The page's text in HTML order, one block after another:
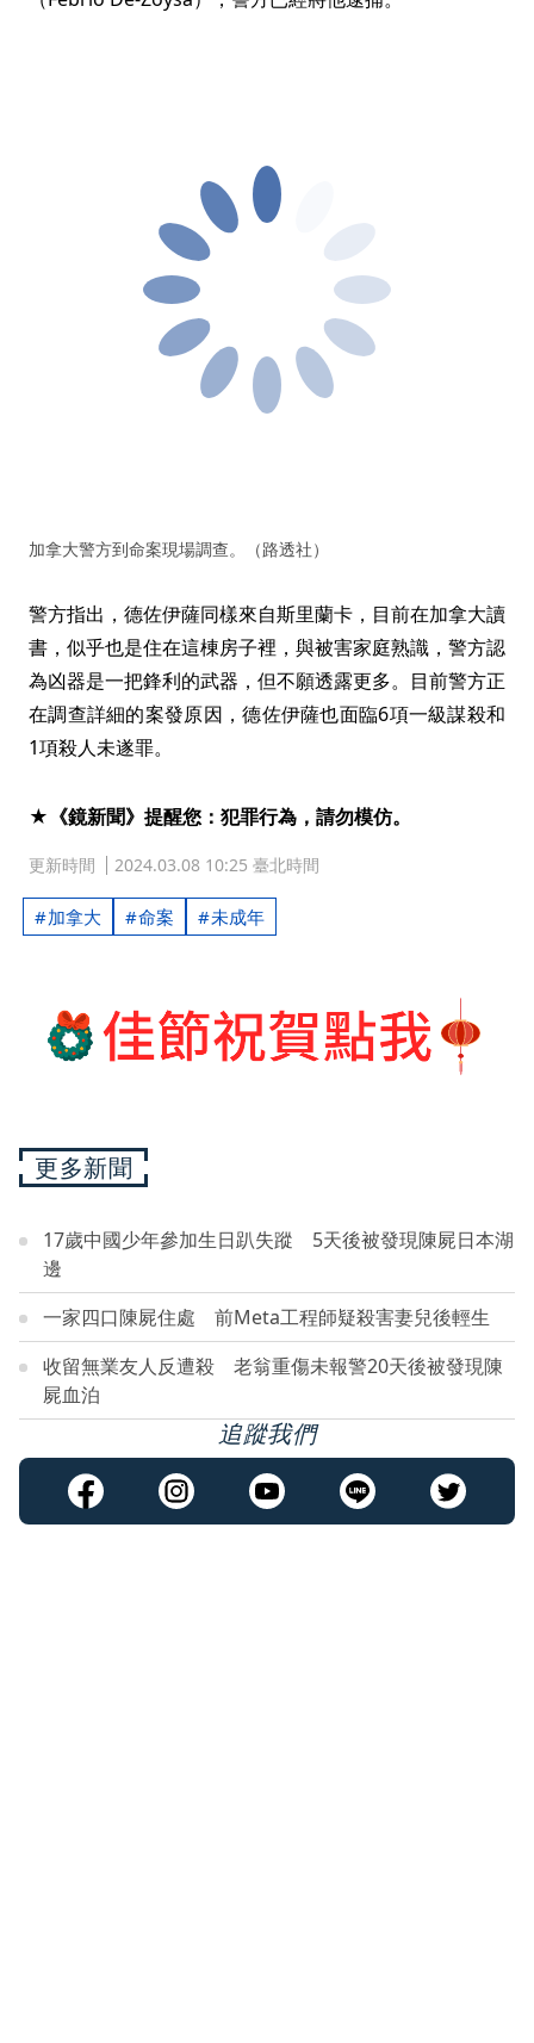
加拿大警方到命案現場調查。（路透社）
警方指出，德佐伊薩同樣來自斯里蘭卡，目前在加拿大讀
書，似乎也是住在這棟房子裡，與被害家庭熟識，警方認
為凶器是一把鋒利的武器，但不願透露更多。目前警方正
在調查詳細的案發原因，德佐伊薩也面臨6項一級謀殺和
1項殺人未遂罪。
★《鏡新聞》提醒您：犯罪行為，請勿模仿。
更新時間 2024.03.08 10:25 臺北時間
加拿大 命案 未成年
更多新聞
17歲中國少年參加生日趴失蹤 5天後被發現陳屍日本湖
邊
一家四口陳屍住處 前Meta工程師疑殺害妻兒後輕生
收留無業友人反遭殺 老翁重傷未報警20天後被發現陳
屍血泊
追蹤我們